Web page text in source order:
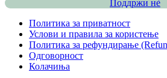
Поддржи нѐ
Политика за приватност
Услови и правила за користење
Политика за рефундирање
Одговорност
Колачиња